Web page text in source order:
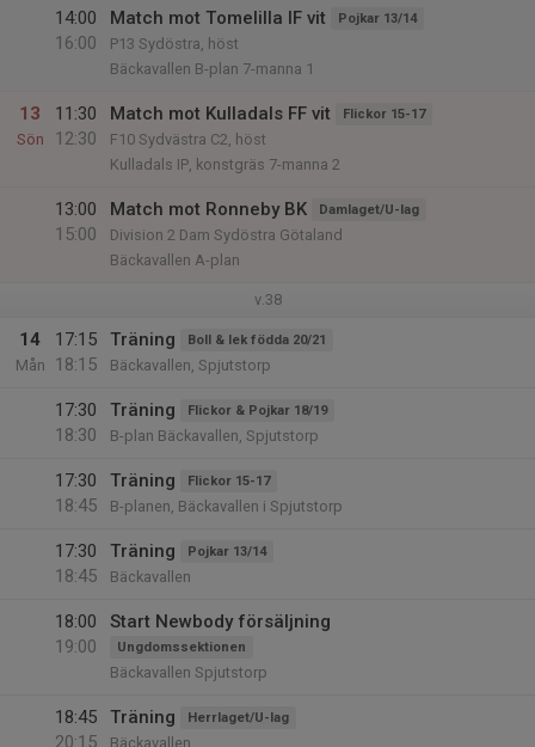
14:00
16:00
Match mot Tomelilla IF vit Pojkar 13/14
P13 Sydöstra, höst
Bäckavallen B-plan 7-manna 1
13
Sön
11:30
12:30
Match mot Kulladals FF vit Flickor 15-17
F10 Sydvästra C2, höst
Kulladals IP, konstgräs 7-manna 2
13:00
15:00
Match mot Ronneby BK Damlaget/U-lag
Division 2 Dam Sydöstra Götaland
Bäckavallen A-plan
v.38
14
Mån
17:15
18:15
Träning Boll & lek födda 20/21
Bäckavallen, Spjutstorp
17:30
18:30
Träning Flickor & Pojkar 18/19
B-plan Bäckavallen, Spjutstorp
17:30
18:45
Träning Flickor 15-17
B-planen, Bäckavallen i Spjutstorp
17:30
18:45
Träning Pojkar 13/14
Bäckavallen
18:00
19:00
Start Newbody försäljning
Ungdomssektionen
Bäckavallen Spjutstorp
18:45
20:15
Träning Herrlaget/U-lag
Bäckavallen